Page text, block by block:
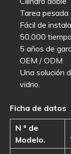
Tarea pesada
Fácil de
50,000
5 años de
OEM / ODM
Una solución
vidrio.
Ficha de datos
N º de
Modelo.